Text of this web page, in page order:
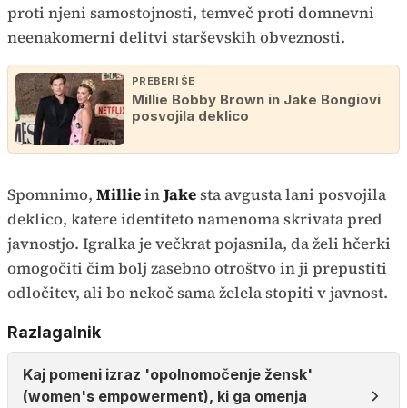
proti njeni samostojnosti, temveč proti domnevni
neenakomerni delitvi starševskih obveznosti.
PREBERI ŠE
Millie Bobby Brown in Jake Bongiovi
posvojila deklico
Spomnimo, MillieinJakesta avgusta lani posvojila
deklico, katere identiteto namenoma skrivata pred
javnostjo. Igralka je večkrat pojasnila, da želi hčerki
omogočiti čim bolj zasebno otroštvo in ji prepustiti
odločitev, ali bo nekoč sama želela stopiti v javnost.
Razlagalnik
Kaj pomeni izraz 'opolnomočenje žensk'
(women's empowerment), ki ga omenja